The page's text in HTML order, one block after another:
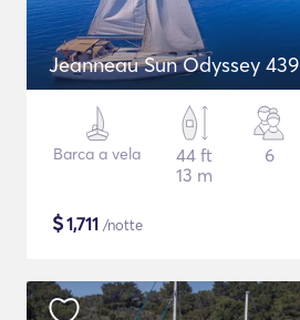
Jeanneau Sun Odyssey 439
Barca a vela
44 ft
13 m
6
$1,711 /notte